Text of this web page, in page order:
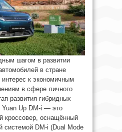
шагом в развитии
в стране
к экономичным
в сфере личного
развития гибридных
Yuan Up DM-i — это
кроссовер, оснащённый
системой DM-i (Dual Mode